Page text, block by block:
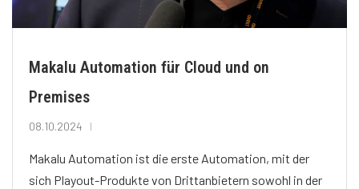
Makalu Automation für Cloud und on
Premises
08.10.2024
Makalu Automation ist die erste Automation, mit der
sich Playout-Produkte von Drittanbietern sowohl in der